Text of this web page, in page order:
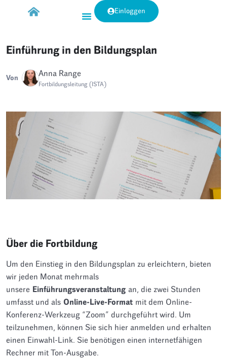
Einloggen
Einführung in den Bildungsplan
Von Anna Range
Fortbildungsleitung (ISTA)
Über die Fortbildung
Um den Einstieg in den Bildungsplan zu erleichtern, bieten
wir jeden Monat mehrmals
unsere Einführungsveranstaltung an, die zwei Stunden
umfasst und als Online-Live-Format mit dem Online-
Konferenz-Werkzeug “Zoom” durchgeführt wird. Um
teilzunehmen, können Sie sich hier anmelden und erhalten
einen Einwahl-Link. Sie benötigen einen internetfähigen
Rechner mit Ton-Ausgabe.